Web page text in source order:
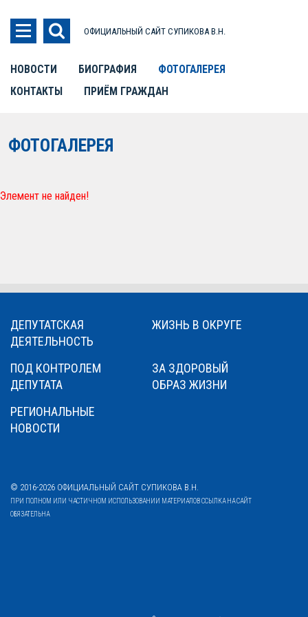
ОФИЦИАЛЬНЫЙ САЙТ СУПИКОВА В.Н.
НОВОСТИ БИОГРАФИЯ
ФОТОГАЛЕРЕЯ
КОНТАКТЫ
ПРИЁМ ГРАЖДАН
ФОТОГАЛЕРЕЯ
Элемент не найден!
ДЕПУТАТСКАЯ
ДЕЯТЕЛЬНОСТЬ
ЖИЗНЬ В ОКРУГЕ
ПОД КОНТРОЛЕМ
ДЕПУТАТА
ЗА ЗДОРОВЫЙ
ОБРАЗ ЖИЗНИ
РЕГИОНАЛЬНЫЕ
НОВОСТИ
© 2016-2026 ОФИЦИАЛЬНЫЙ САЙТ СУПИКОВА В.Н.
ПРИ ПОЛНОМ ИЛИ ЧАСТИЧНОМ ИСПОЛЬЗОВАНИИ МАТЕРИАЛОВ ССЫЛКА НА САЙТ
ОБЯЗАТЕЛЬНА